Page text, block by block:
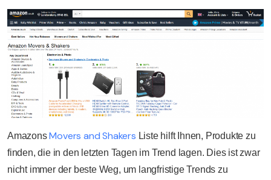
Amazons Movers and Shakers Liste hilft Ihnen, Produkte zu
finden, die in den letzten Tagen im Trend lagen. Dies ist zwar
nicht immer der beste Weg, um langfristige Trends zu